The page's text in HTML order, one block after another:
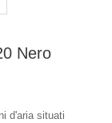
Nero
d'aria situati